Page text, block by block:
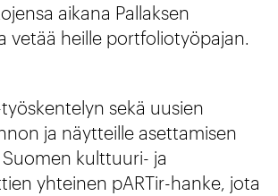
aikana Pallaksen
vetää heille portfoliotyöpajan.
sekä uusien
ja näytteille asettamisen
kulttuuri- ja
yhteinen pARTir-hanke, jota